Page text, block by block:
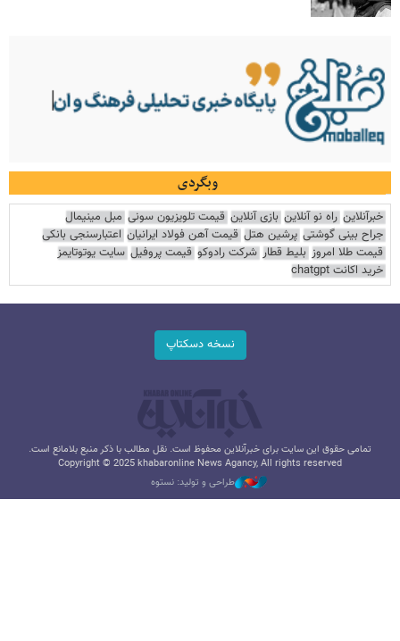
وبگردی
خبرآنلاین راه نو آنلاین بازی آنلاین قیمت تلویزیون سونی مبل مینیمال
جراح بینی گوشتی پرشین هتل قیمت آهن فولاد ایرانیان اعتبارسنجی بانکی
قیمت طلا امروز بلیط قطار شرکت رادوکو قیمت پروفیل سایت یوتوتایمز
خرید اکانت chatgpt
نسخه دسکتاپ
تمامی حقوق این سایت برای خبرآنلاین محفوظ است. نقل مطالب با ذکر منبع بلامانع است.
Copyright © 2025 khabaronline News Agancy, All rights reserved
طراحی و تولید: نستوه